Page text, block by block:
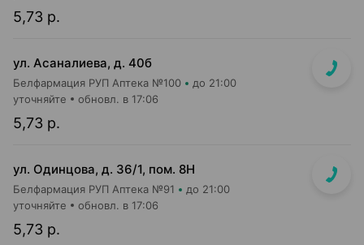
5,73 р.
ул. Асаналиева, д. 40б
Белфармация РУП Аптека №100 до 21:00
5,73 р.
уточняйте обновл. в 17:06
ул. Одинцова, д. 36/1, пом. 8Н
Белфармация РУП Аптека №91 до 21:00
5,73 р.
уточняйте обновл. в 17:06